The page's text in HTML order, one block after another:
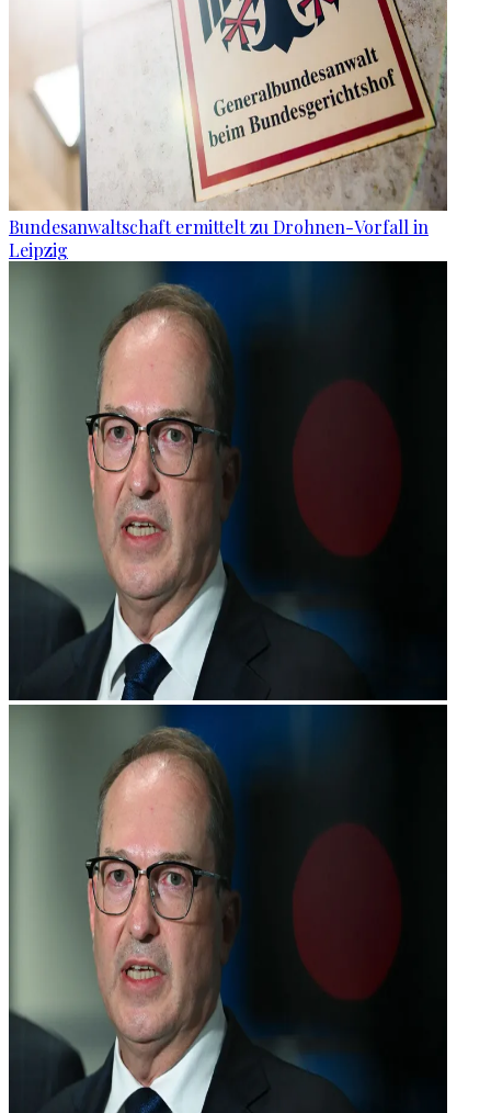
Bundesanwaltschaft ermittelt zu Drohnen-Vorfall in
Leipzig